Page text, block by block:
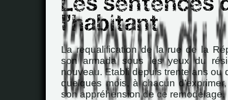
La requalification de la rue de la
son armada sous les yeux du
nouveau. Etabli depuis trente ans ou
quelques mois, à chacun
son appréhension de ce remodelage.